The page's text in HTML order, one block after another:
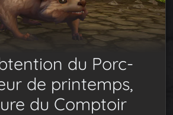
du Porc-
de printemps,
du Comptoir